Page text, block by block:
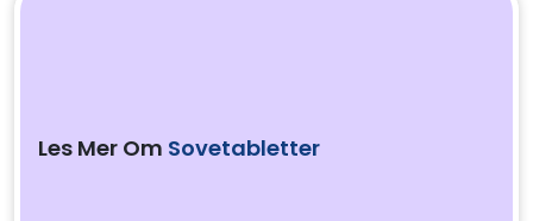
Les Mer Om Sovetabletter